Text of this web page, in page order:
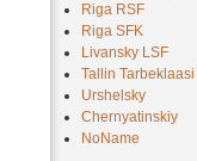
Riga RSF
Riga SFK
Livansky LSF
Tallin Tarbeklaasi
Urshelsky
Chernyatinskiy
NoName